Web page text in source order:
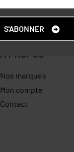
À PROPOS
Nos marques
Mon compte
Contact
S'ABONNER